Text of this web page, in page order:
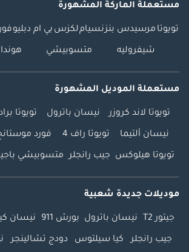
مستعملة الماركة المشهورة
تويوتا مرسيدس بنزنسياملكزس بي ام دبليو
شيفروليه متسوبيشي هوندا
مستعملة الموديل المشهورة
تويوتا لاند كروزر نيسان باترول تويوتا
نيسان ألتيما تويوتا راف 4 فورد
تويوتا هيلوكس جيب رانجلر متسوبيشي
موديلات جديدة شعبية
جيتور T2 نيسان باترول بورش 911 نيسان
جيب رانجلر كيا سيلتوس دودج تشالينجر